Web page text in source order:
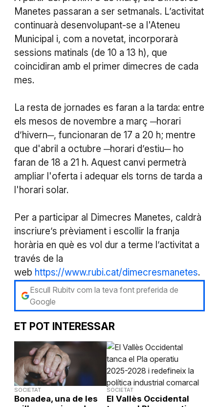
Manetes passaran a ser setmanals. L’activitat
continuarà desenvolupant-se a l'Ateneu
Municipal i, com a novetat, incorporarà
sessions matinals (de 10 a 13 h), que
coincidiran amb el primer dimecres de cada
mes.
La resta de jornades es faran a la tarda: entre
els mesos de novembre a març ─horari
d’hivern─, funcionaran de 17 a 20 h; mentre
que d'abril a octubre ─horari d’estiu─ ho
faran de 18 a 21 h. Aquest canvi permetrà
ampliar l'oferta i adequar els torns de tarda a
l'horari solar.
Per a participar al Dimecres Manetes, caldrà
inscriure’s prèviament i escollir la franja
horària en què es vol dur a terme l’activitat a
través de la
web https://www.rubi.cat/dimecresmanetes.
Escull Rubitv com la teva font preferida de
Google
ET POT INTERESSAR
SOCIETAT
Bonadea, una de les
SOCIETAT
El Vallès Occidental